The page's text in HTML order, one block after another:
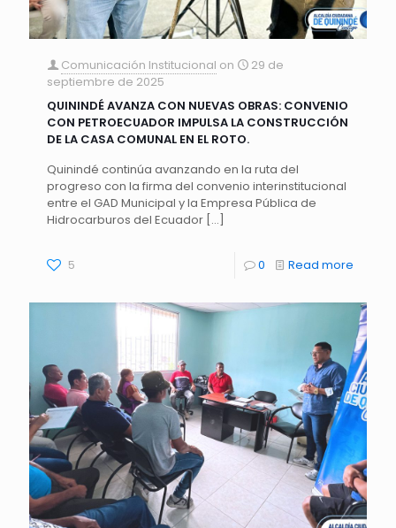
Comunicación Institucional on
29 de
septiembre de 2025
QUININDÉ AVANZA CON NUEVAS OBRAS: CONVENIO
CON PETROECUADOR IMPULSA LA CONSTRUCCIÓN
DE LA CASA COMUNAL EN EL ROTO.
Quinindé continúa avanzando en la ruta del
progreso con la firma del convenio interinstitucional
entre el GAD Municipal y la Empresa Pública de
Hidrocarburos del Ecuador […]
5 0 Read more